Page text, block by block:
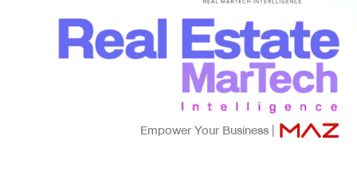
Empower Your Business |